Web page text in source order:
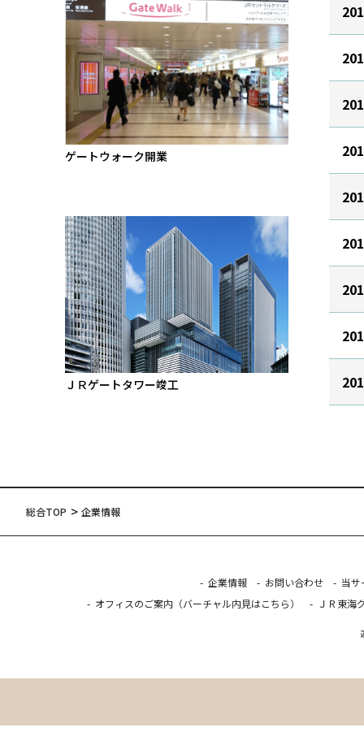
ゲートウォーク開業
ＪＲゲートタワー竣工
総合TOP 企業情報
企業情報 お問い合わせ
当サ
オフィスのご案内 （バーチャル内見はこちら） ＪＲ東海